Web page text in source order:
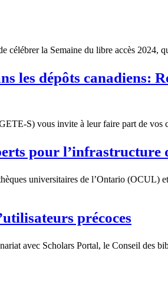
célébrer la Semaine du libre accès
dépôts canadiens:
S) vous invite à leur faire part de
pour l’infrastructure
universitaires de l’Ontario (OCUL)
précoces
avec Scholars Portal, le Conseil des